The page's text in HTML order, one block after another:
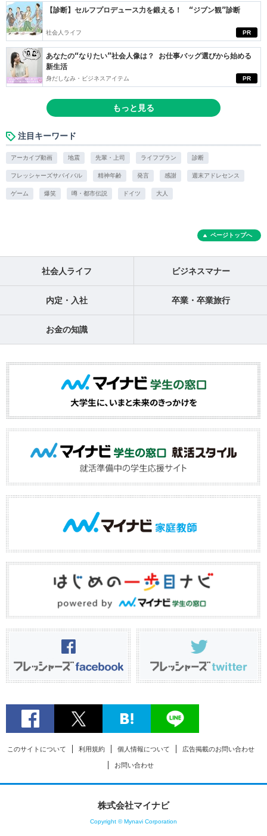
PR
【診断】セルフプロデュース力を鍛える！ “ジブン観”診断
社会人ライフ
PR
あなたの“なりたい”社会人像は？ お仕事バッグ選びから始める
新生活
身だしなみ・ビジネスアイテム
もっと見る
注目キーワード
アーカイブ動画 地震 先輩・上司 ライフプラン 診断
フレッシャーズサバイバル 精神年齢 発言 感謝 週末アドレセンス
ゲーム 爆笑 噂・都市伝説 ドイツ 大人
ページトップへ
社会人ライフ ビジネスマナー
内定・入社 卒業・卒業旅行
お金の知識
このサイトについて 利用規約 個人情報について 広告掲載のお問い合わせ
お問い合わせ
株式会社マイナビ
Copyright © Mynavi Corporation